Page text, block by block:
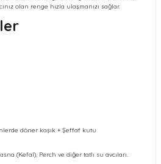
olan renge hızla ulaşmanızı sağlar.
döner kaşık + Şeffaf kutu
(Kefal), Perch ve diğer tatlı su avcıları.